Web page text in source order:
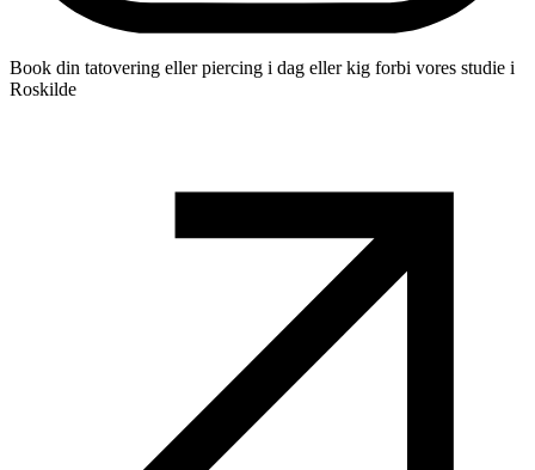
Book din tatovering eller piercing i dag eller kig forbi vores studie i
Roskilde